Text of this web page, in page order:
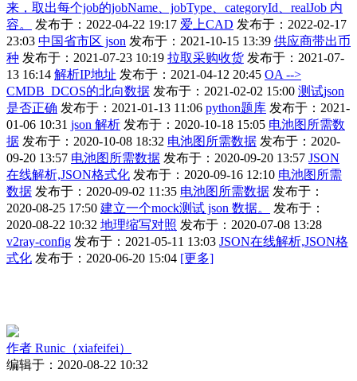
来，取出每个job的jobName、jobType、categoryId、realJob 内
容。
发布于：2022-04-22 19:17 爱上CAD 发布于：2022-02-17
23:03 中国省市区 json 发布于：2021-10-15 13:39 供应商带出币
种 发布于：2021-07-23 10:19 拉取采购收货 发布于：2021-07-
13 16:14 解析IP地址 发布于：2021-04-12 20:45 OA -->
CMDB_DCOS的北向数据 发布于：2021-02-02 15:00 测试json
是否正确 发布于：2021-01-13 11:06 python题库 发布于：2021-
01-06 10:31 json 解析 发布于：2020-10-18 15:05 电池图所需数
据 发布于：2020-10-08 18:32 电池图所需数据 发布于：2020-
09-20 13:57 电池图所需数据 发布于：2020-09-20 13:57 JSON
在线解析,JSON格式化 发布于：2020-09-16 12:10 电池图所需
数据 发布于：2020-09-02 11:35 电池图所需数据 发布于：
2020-08-25 17:50 建立一个mock测试 json 数据。
发布于：
2020-08-22 10:32 地理缩写对照 发布于：2020-07-08 13:28
v2ray-config 发布于：2021-05-11 13:03 JSON在线解析,JSON格
式化 发布于：2020-06-20 15:04 [更多]
作者 Runic（xiafeifei）
编辑于：2020-08-22 10:32